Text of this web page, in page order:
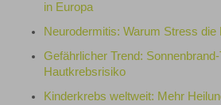
in Europa
Neurodermitis: Warum Stress
Gefährlicher Trend:
Hautkrebsrisiko
Kinderkrebs weltweit: Mehr